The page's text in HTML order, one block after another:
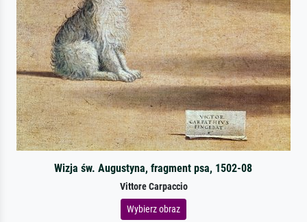
Wizja św. Augustyna, fragment psa, 1502-08
Vittore Carpaccio
Wybierz obraz